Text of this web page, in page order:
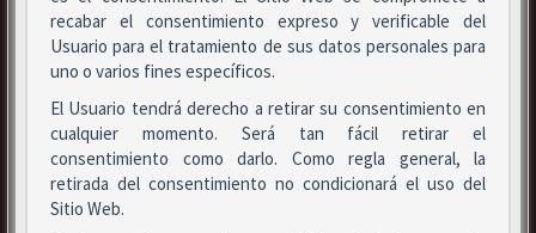
recabar el consentimiento expreso y verificable del
Usuario para el tratamiento de sus datos personales para
uno o varios fines específicos.
El Usuario tendrá derecho a retirar su consentimiento en
cualquier momento. Será tan fácil retirar el
consentimiento como darlo. Como regla general, la
retirada del consentimiento no condicionará el uso del
Sitio Web.